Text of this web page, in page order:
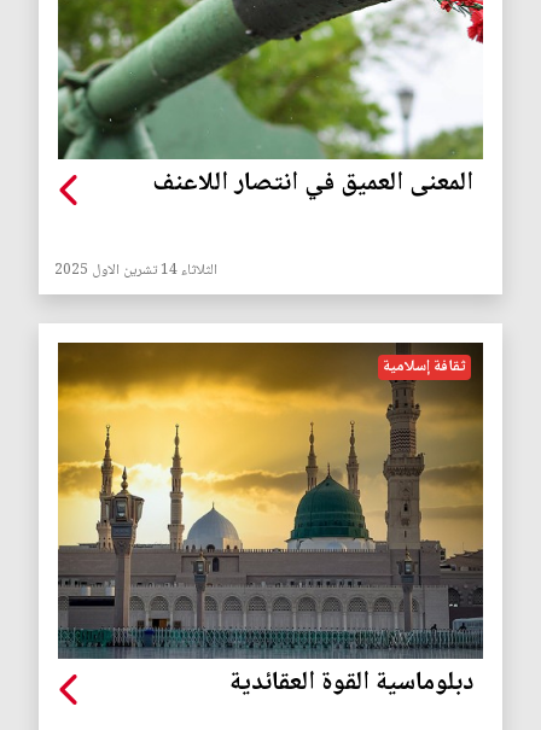
المعنى العميق في انتصار اللاعنف
الثلاثاء 14 تشرين الاول 2025
ثقافة إسلامية
دبلوماسية القوة العقائدية